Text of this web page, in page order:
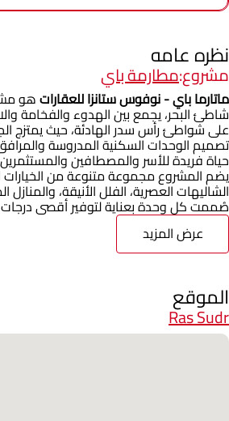
نظره عامه
مشروع:مطارمة باي
ماتارما باي - نوفوس ستانزا للعقاراتهو
شاطئ البحر، يجمع بين الهدوء والفخامة
على شواطئ رأس سدر الهادئة، حيث يمتزج
تصميم الوحدات السكنية المدروسة والمرافق
حياة فريدة للأسر والمصطافين
يضم المشروع مجموعة متنوعة من الخيارات
الشاليهات العصرية، الفلل الأنيقة،
صُممت كل وحدة بعناية لتوفير أقصى درجات
عرض المزيد
الموقع
Ras Sudr